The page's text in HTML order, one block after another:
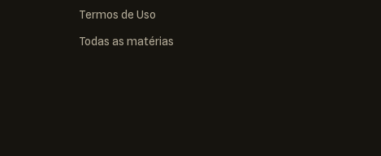
Termos de Uso
Todas as matérias